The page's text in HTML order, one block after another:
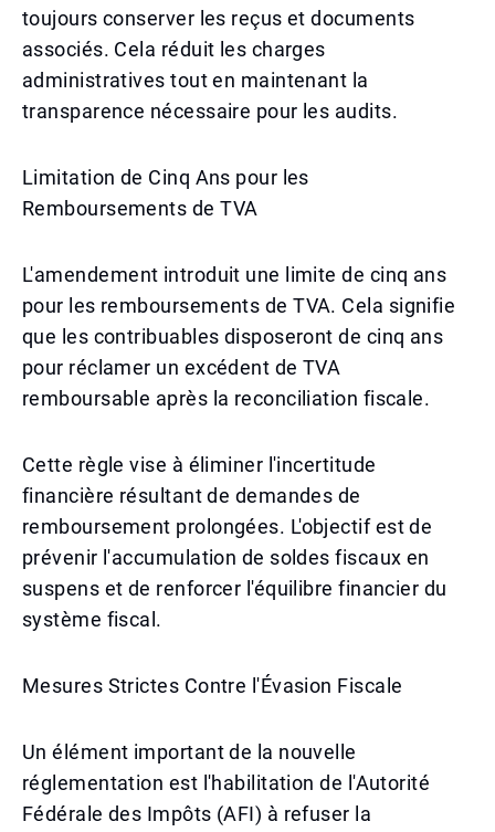
toujours conserver les reçus et documents
associés. Cela réduit les charges
administratives tout en maintenant la
transparence nécessaire pour les audits.
Limitation de Cinq Ans pour les
Remboursements de TVA
L'amendement introduit une limite de cinq ans
pour les remboursements de TVA. Cela signifie
que les contribuables disposeront de cinq ans
pour réclamer un excédent de TVA
remboursable après la reconciliation fiscale.
Cette règle vise à éliminer l'incertitude
financière résultant de demandes de
remboursement prolongées. L'objectif est de
prévenir l'accumulation de soldes fiscaux en
suspens et de renforcer l'équilibre financier du
système fiscal.
Mesures Strictes Contre l'Évasion Fiscale
Un élément important de la nouvelle
réglementation est l'habilitation de l'Autorité
Fédérale des Impôts (AFI) à refuser la